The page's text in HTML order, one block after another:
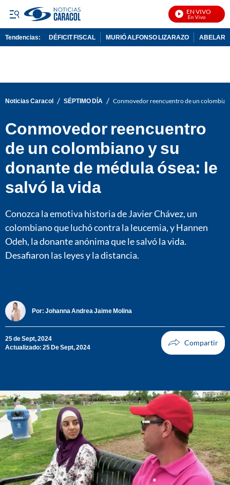
EN VIVO
Tendencias: DÉFICIT FISCAL MURIÓ ALFONSO LIZARAZO
Noticias Caracol / SÉPTIMO DÍA / Conmovedor reencuentro de un
Conmovedor reencuentro
de un colombiano y su
donante de médula ósea: le
salvó la vida
Conozca la emotiva historia de Javier Chávez, un
colombiano que luchó contra la leucemia, y Hannen
Odeh, la donante anónima que le salvó la vida.
Desafiaron las leyes y la distancia.
Por: Johanna Andrea Jaime Molina
25 de Sept, 2024
Actualizado: 25 De Sept, 2024